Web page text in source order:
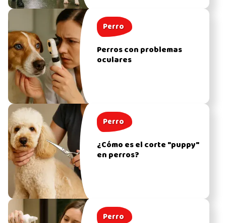
Perro
Perros con problemas
oculares
Perro
¿Cómo es el corte "puppy"
en perros?
Perro